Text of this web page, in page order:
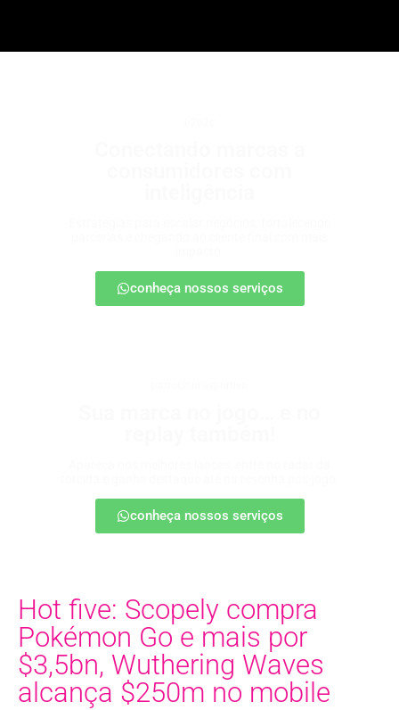
conheça nossos serviços
conheça nossos serviços
Hot five: Scopely compra
Pokémon Go e mais por
$3,5bn, Wuthering Waves
alcança $250m no mobile